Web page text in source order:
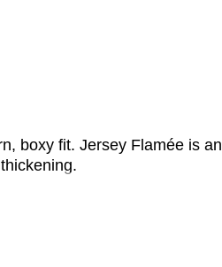
boxy fit. Jersey Flamée is an